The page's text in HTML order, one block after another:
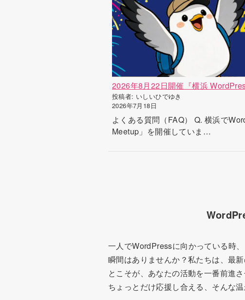
2026年8月22日開催『横浜
投稿者: いしいひでゆき
2026年7月18日
よくある質問（FAQ） Q. 横浜で
Meetup」を開催していま…
一人でWordPressに向かっている時
瞬間はありませんか？私たちは、最
とこそが、あなたの活動を一番前進
ちょっとだけ応援し合える、そんな